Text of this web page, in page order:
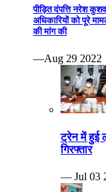
पीड़ित दंपत्ति नरेश
अधिकारियों को पूरे
की मांग की
—Aug 29 2022
ट्रेन में हुई
गिरफ्तार
— Jul 03